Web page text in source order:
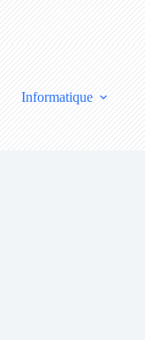
Informatique